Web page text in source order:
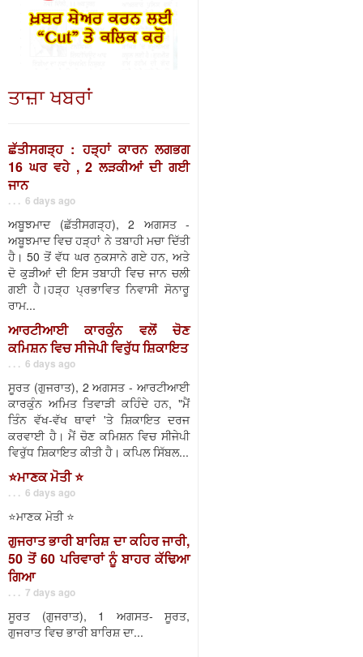
ਤਾਜ਼ਾ ਖਬਰਾਂ
ਛੱਤੀਸਗੜ੍ਹ : ਹੜ੍ਹਾਂ ਕਾਰਨ ਲਗਭਗ
16 ਘਰ ਵਹੇ , 2 ਲੜਕੀਆਂ ਦੀ ਗਈ
ਜਾਨ
. . . 6 days ago
ਅਬੂਝਮਾਦ (ਛੱਤੀਸਗੜ੍ਹ), 2 ਅਗਸਤ -
ਅਬੂਝਮਾਦ ਵਿਚ ਹੜ੍ਹਾਂ ਨੇ ਤਬਾਹੀ ਮਚਾ ਦਿੱਤੀ
ਹੈ। 50 ਤੋਂ ਵੱਧ ਘਰ ਨੁਕਸਾਨੇ ਗਏ ਹਨ, ਅਤੇ
ਦੋ ਕੁੜੀਆਂ ਦੀ ਇਸ ਤਬਾਹੀ ਵਿਚ ਜਾਨ ਚਲੀ
ਗਈ ਹੈ।ਹੜ੍ਹ ਪ੍ਰਭਾਵਿਤ ਨਿਵਾਸੀ ਸੋਨਾਰੂ
ਰਾਮ...
ਆਰਟੀਆਈ ਕਾਰਕੁੰਨ ਵਲੋਂ ਚੋਣ
ਕਮਿਸ਼ਨ ਵਿਚ ਸੀਜੇਪੀ ਵਿਰੁੱਧ ਸ਼ਿਕਾਇਤ
. . . 6 days ago
ਸੂਰਤ (ਗੁਜਰਾਤ), 2 ਅਗਸਤ - ਆਰਟੀਆਈ
ਕਾਰਕੁੰਨ ਅਮਿਤ ਤਿਵਾੜੀ ਕਹਿੰਦੇ ਹਨ, "ਮੈਂ
ਤਿੰਨ ਵੱਖ-ਵੱਖ ਥਾਵਾਂ 'ਤੇ ਸ਼ਿਕਾਇਤ ਦਰਜ
ਕਰਵਾਈ ਹੈ। ਮੈਂ ਚੋਣ ਕਮਿਸ਼ਨ ਵਿਚ ਸੀਜੇਪੀ
ਵਿਰੁੱਧ ਸ਼ਿਕਾਇਤ ਕੀਤੀ ਹੈ। ਕਪਿਲ ਸਿੱਬਲ...
⭐️ਮਾਣਕ ਮੋਤੀ ⭐️
. . . 6 days ago
⭐️ਮਾਣਕ ਮੋਤੀ ⭐️
ਗੁਜਰਾਤ ਭਾਰੀ ਬਾਰਿਸ਼ ਦਾ ਕਹਿਰ ਜਾਰੀ,
50 ਤੋਂ 60 ਪਰਿਵਾਰਾਂ ਨੂੰ ਬਾਹਰ ਕੱਢਿਆ
ਗਿਆ
. . . 7 days ago
ਸੂਰਤ (ਗੁਜਰਾਤ), 1 ਅਗਸਤ- ਸੂਰਤ,
ਗੁਜਰਾਤ ਵਿਚ ਭਾਰੀ ਬਾਰਿਸ਼ ਦਾ...